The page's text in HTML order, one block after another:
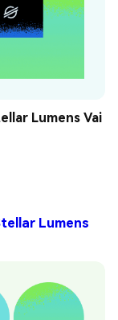
Lumens Vai
Lumens